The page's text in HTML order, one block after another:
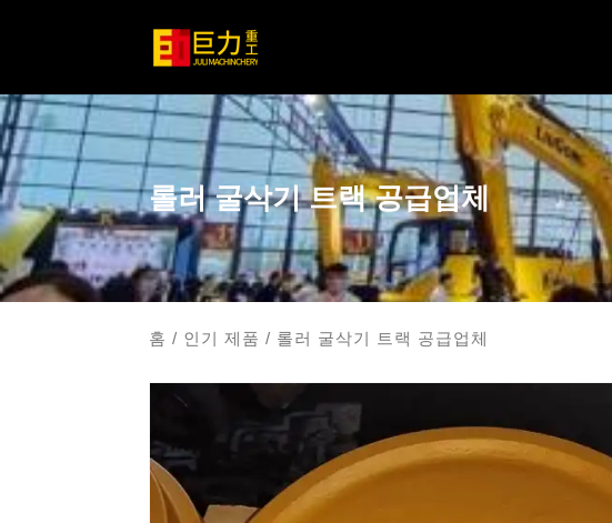
롤러 굴삭기 트랙 공급업체
홈 / 인기 제품 / 롤러 굴삭기 트랙 공급업체